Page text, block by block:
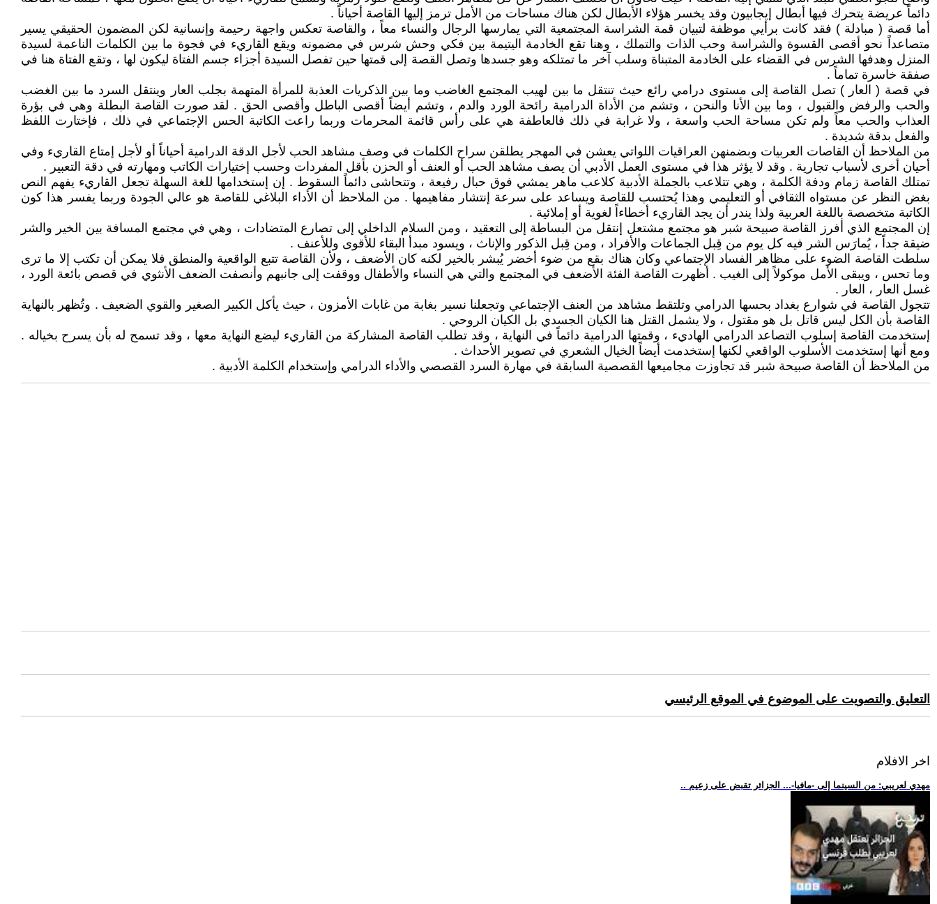
دائماً عريضة يتحرك فيها أبطال إيجابيون وقد يخسر هؤلاء الأبطال لكن هناك مساحات من الأمل ترمز إليها القاصة أحياناً .
أما قصة ( مبادلة ) فقد كانت برأيي موظفة لتبيان قمة الشراسة المجتمعية التي يمارسها الرجال والنساء معاً ، والقاصة تعكس واجهة رحيمة وإنسانية لكن المضمون الحقيقي يسير
متصاعداً نحو أقصى القسوة والشراسة وحب الذات والتملك ، وهنا تقع الخادمة اليتيمة بين فكي وحش شرس في مضمونه ويقع القاريء في فجوة ما بين الكلمات الناعمة لسيدة
المنزل وهدفها الشرس في القضاء على الخادمة المتبناة وسلب آخر ما تمتلكه وهو جسدها وتصل القصة إلى قمتها حين تفصل السيدة أجزاء جسم الفتاة ليكون لها ، وتقع الفتاة هنا في
صفقة خاسرة تماماً .
في قصة ( العار ) تصل القاصة إلى مستوى درامي رائع حيث تنتقل ما بين لهيب المجتمع الغاضب وما بين الذكريات العذبة للمرأة المتهمة بجلب العار وينتقل السرد ما بين الغضب
والحب والرفض والقبول ، وما بين الأنا والنحن ، وتشم من الأداة الدرامية رائحة الورد والدم ، وتشم أيضاً أقصى الباطل وأقصى الحق . لقد صورت القاصة البطلة وهي في بؤرة
العذاب والحب معاً ولم تكن مساحة الحب واسعة ، ولا غرابة في ذلك فالعاطفة هي على رأس قائمة المحرمات وربما راعت الكاتبة الحس الإجتماعي في ذلك ، فإختارت اللفظ
والفعل بدقة شديدة .
من الملاحظ أن القاصات العربيات وبضمنهن العراقيات اللواتي يعشن في المهجر يطلقن سراح الكلمات في وصف مشاهد الحب لأجل الدقة الدرامية أحياناً أو لأجل إمتاع القاريء وفي
أحيان أخرى لأسباب تجارية . وقد لا يؤثر هذا في مستوى العمل الأدبي أن يصف مشاهد الحب أو العنف أو الحزن بأقل المفردات وحسب إختيارات الكاتب ومهارته في دقة التعبير .
تمتلك القاصة زمام ودفة الكلمة ، وهي تتلاعب بالجملة الأدبية كلاعب ماهر يمشي فوق حبال رفيعة ، وتتحاشى دائماً السقوط . إن إستخدامها للغة السهلة تجعل القاريء يفهم النص
بغض النظر عن مستواه الثقافي أو التعليمي وهذا يُحتسب للقاصة ويساعد على سرعة إنتشار مفاهيمها . من الملاحظ أن الأداء البلاغي للقاصة هو عالي الجودة وربما يفسر هذا كون
الكاتبة متخصصة باللغة العربية ولذا يندر أن يجد القاريء أخطاءاً لغوية أو إملائية .
إن المجتمع الذي أفرز القاصة صبيحة شبر هو مجتمع مشتعل إنتقل من البساطة إلى التعقيد ، ومن السلام الداخلي إلى تصارع المتضادات ، وهي في مجتمع المسافة بين الخير والشر
ضيقة جداً ، يُمارَس الشر فيه كل يوم من قِبل الجماعات والأفراد ، ومن قِبل الذكور والإناث ، ويسود مبدأ البقاء للأقوى وللأعنف .
سلطت القاصة الضوء على مظاهر الفساد الإجتماعي وكان هناك بقع من ضوء أخضر يُبشر بالخير لكنه كان الأضعف ، ولأن القاصة تتبع الواقعية والمنطق فلا يمكن أن تكتب إلا ما ترى
وما تحس ، ويبقى الأمل موكولاً إلى الغيب . أظهرت القاصة الفئة الأضعف في المجتمع والتي هي النساء والأطفال ووقفت إلى جانبهم وأنصفت الضعف الأنثوي في قصص بائعة الورد ،
غسل العار ، العار .
تتجول القاصة في شوارع بغداد بحسها الدرامي وتلتقط مشاهد من العنف الإجتماعي وتجعلنا نسير بغابة من غابات الأمزون ، حيث يأكل الكبير الصغير والقوي الضعيف . وتُظهر بالنهاية
القاصة بأن الكل ليس قاتل بل هو مقتول ، ولا يشمل القتل هنا الكيان الجسدي بل الكيان الروحي .
إستخدمت القاصة إسلوب التصاعد الدرامي الهاديء ، وقمتها الدرامية دائماً في النهاية ، وقد تطلب القاصة المشاركة من القاريء ليضع النهاية معها ، وقد تسمح له بأن يسرح بخياله .
ومع أنها إستخدمت الأسلوب الواقعي لكنها إستخدمت أيضاً الخيال الشعري في تصوير الأحداث .
من الملاحظ أن القاصة صبيحة شبر قد تجاوزت مجاميعها القصصية السابقة في مهارة السرد القصصي والأداء الدرامي وإستخدام الكلمة الأدبية .
التعليق والتصويت على الموضوع في الموقع الرئيسي
اخر الافلام
.. مهدي لعريبي: من السينما إلى -مافيا-... الجزائر تقبض على زعيم